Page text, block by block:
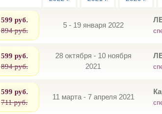
599 руб.
894 руб.
5 - 19 января 2022
599 руб.
894 руб.
28 октября - 10 ноября
2021
599 руб.
711 руб.
11 марта - 7 апреля 2021